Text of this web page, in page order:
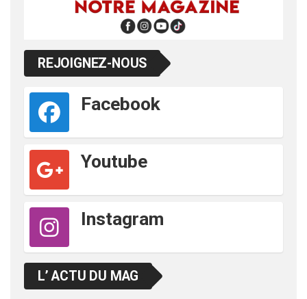
REJOIGNEZ-NOUS
Facebook
Youtube
Instagram
L’ ACTU DU MAG